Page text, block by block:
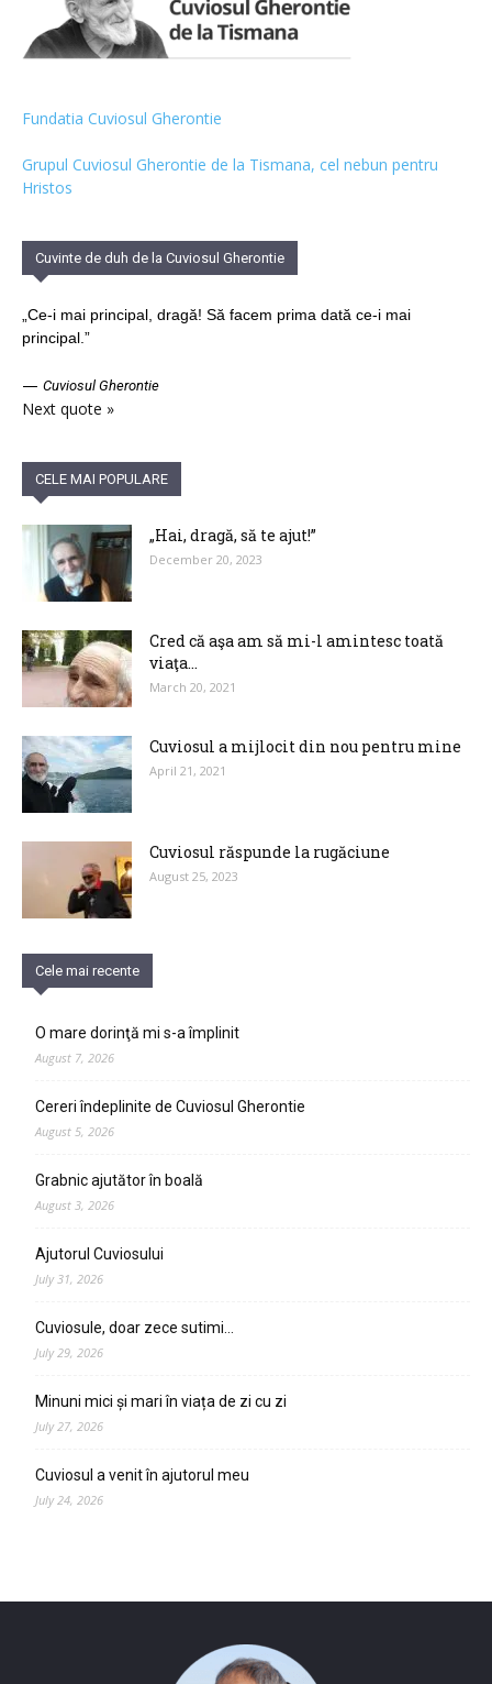
Fundatia Cuviosul Gherontie
Grupul Cuviosul Gherontie de la Tismana, cel nebun pentru
Hristos
Cuvinte de duh de la Cuviosul Gherontie
„Ce-i mai principal, dragă! Să facem prima dată ce-i mai
principal.”
— Cuviosul Gherontie
Next quote »
CELE MAI POPULARE
„Hai, dragă, să te ajut!”
December 20, 2023
Cred că aşa am să mi-l amintesc toată
viaţa…
March 20, 2021
Cuviosul a mijlocit din nou pentru mine
April 21, 2021
Cuviosul răspunde la rugăciune
August 25, 2023
Cele mai recente
O mare dorinţă mi s-a împlinit
August 7, 2026
Cereri îndeplinite de Cuviosul Gherontie
August 5, 2026
Grabnic ajutător în boală
August 3, 2026
Ajutorul Cuviosului
July 31, 2026
Cuviosule, doar zece sutimi…
July 29, 2026
Minuni mici și mari în viața de zi cu zi
July 27, 2026
Cuviosul a venit în ajutorul meu
July 24, 2026